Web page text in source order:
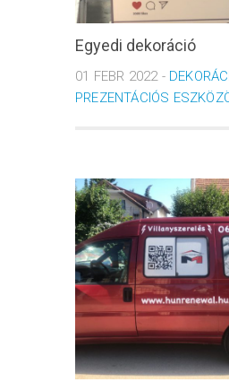
Egyedi dekoráció
01 FEBR 2022 -
PREZENTÁCIÓS